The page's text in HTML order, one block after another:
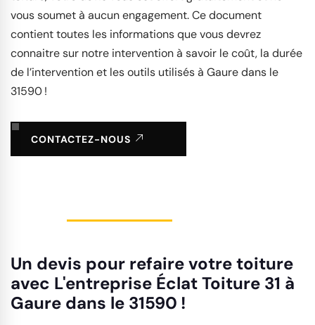
vous soumet à aucun engagement. Ce document
contient toutes les informations que vous devrez
connaitre sur notre intervention à savoir le coût, la durée
de l’intervention et les outils utilisés à Gaure dans le
31590 !
CONTACTEZ-NOUS
Un devis pour refaire votre toiture
avec L'entreprise Éclat Toiture 31 à
Gaure dans le 31590 !